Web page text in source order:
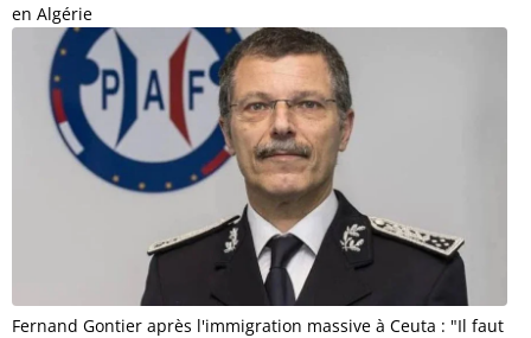
en Algérie
Fernand Gontier après l'immigration massive à Ceuta : "Il faut